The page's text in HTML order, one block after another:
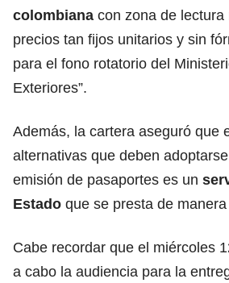
colombiana con zona de lectura
precios tan fijos unitarios y sin
para el fono rotatorio del
Exteriores”.
Además, la cartera aseguró que
alternativas que deben
emisión de pasaportes es un
Estado que se presta de
Cabe recordar que el miércoles
a cabo la audiencia para la